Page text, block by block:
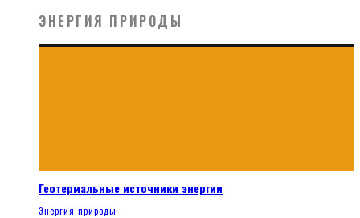
ЭНЕРГИЯ ПРИРОДЫ
Геотермальные источники энергии
Энергия природы